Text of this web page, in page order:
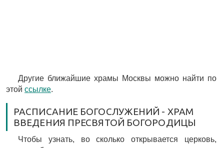
Другие ближайшие храмы Москвы можно найти по
этой ссылке.
РАСПИСАНИЕ БОГОСЛУЖЕНИЙ - ХРАМ
ВВЕДЕНИЯ ПРЕСВЯТОЙ БОГОРОДИЦЫ
Чтобы узнать, во сколько открывается церковь,